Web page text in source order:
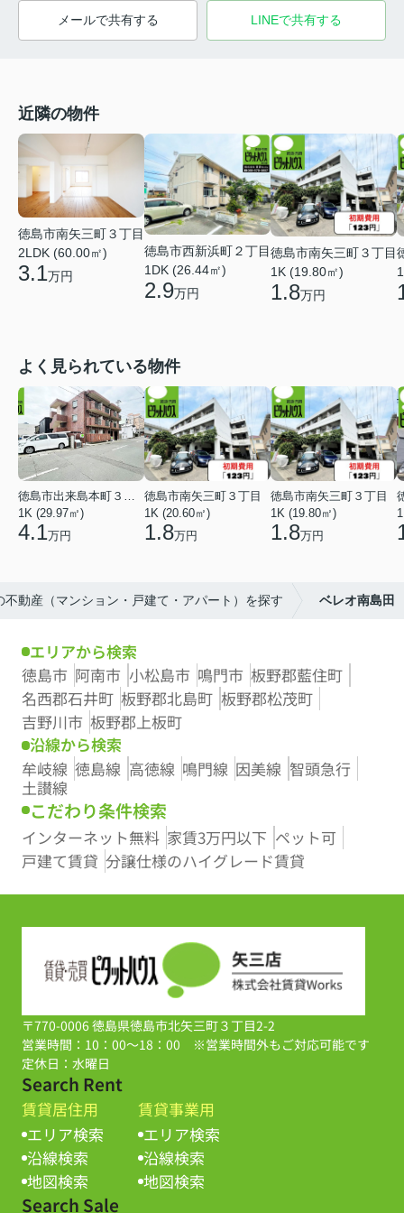
メールで共有する LINEで共有する
近隣の物件
徳島市南矢三町３丁目
2LDK (60.00㎡)
3.1万円
徳島市西新浜町２丁目
1DK (26.44㎡)
2.9万円
徳島市南矢三町３丁目
1K (19.80㎡)
1.8万円
よく見られている物件
1K (29.97㎡)
4.1万円
徳島市南矢三町３丁目
1K (20.60㎡)
1.8万円
徳島市南矢三町３丁目
1K (19.80㎡)
1.8万円
動産（マンション・戸建て・アパート）を探す ベレオ南島田
エリアから検索
徳島市 阿南市 小松島市 鳴門市 板野郡藍住町
名西郡石井町 板野郡北島町 板野郡松茂町
吉野川市 板野郡上板町
沿線から検索
牟岐線 徳島線 高徳線 鳴門線 因美線 智頭急行
土讃線
こだわり条件検索
インターネット無料 家賃3万円以下 ペット可
戸建て賃貸 分譲仕様のハイグレード賃貸
〒770-0006 徳島県徳島市北矢三町３丁目2-2
営業時間：10：00～18：00 ※営業時間外もご対応可能です
定休日：水曜日
Search Rent
賃貸居住用
エリア検索
沿線検索
地図検索
賃貸事業用
エリア検索
沿線検索
地図検索
Search Sale